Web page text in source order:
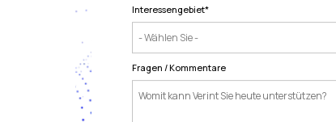
Interessengebiet*
Fragen / Kommentare